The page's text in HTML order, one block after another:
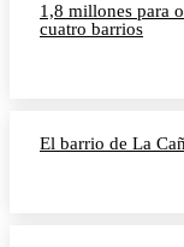
1,8 millones para
cuatro barrios
El barrio de La